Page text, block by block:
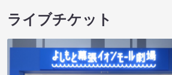
ライブチケット